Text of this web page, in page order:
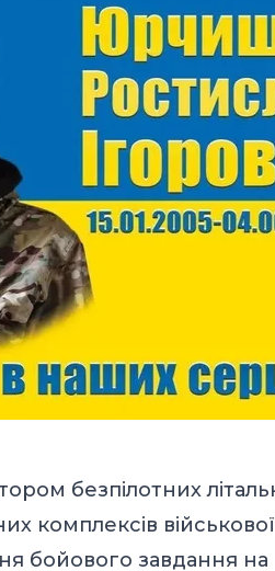
безпілотних
комплексів
бойового завдання на